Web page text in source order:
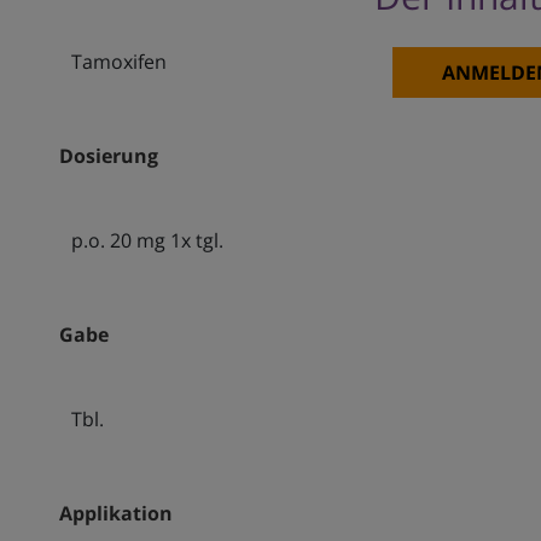
Tamoxifen
Dosierung
p.o. 20 mg 1x tgl.
Gabe
Tbl.
Applikation